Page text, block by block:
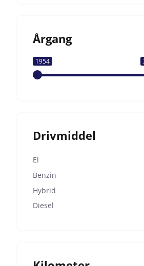
Årgang
1954
Drivmiddel
El
Benzin
Hybrid
Diesel